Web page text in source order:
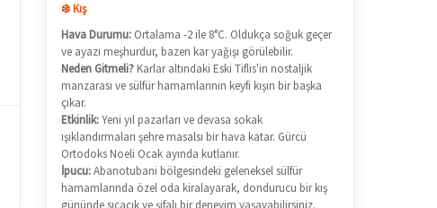
❄️ Kış
Hava Durumu: Ortalama -2 ile 8°C. Oldukça soğuk geçer
ve ayazı meşhurdur, bazen kar yağışı görülebilir.
Neden Gitmeli? Karlar altındaki Eski Tiflis'in nostaljik
manzarası ve sülfür hamamlarının keyfi kışın bir başka
çıkar.
Etkinlik:Yeni yıl pazarları ve devasa sokak
ışıklandırmaları şehre masalsı bir hava katar. Gürcü
Ortodoks Noeli Ocak ayında kutlanır.
İpucu:Abanotubani bölgesindeki geleneksel sülfür
hamamlarında özel oda kiralayarak, dondurucu bir kış